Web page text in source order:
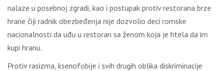
nalaze u posebnoj zgradi, kao i postupak protiv restorana brze
hrane čiji radnik obezbeđenja nije dozvolio deci romske
nacionalnosti da uđu u restoran sa ženom koja je htela da im
kupi hranu.
Protiv rasizma, ksenofobije i svih drugih oblika diskriminacije